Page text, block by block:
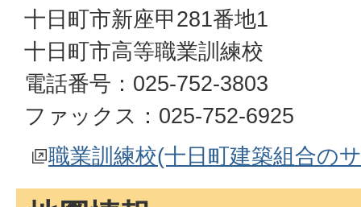
十日町市新座甲281番地1
十日町市高等職業訓練校
電話番号：025-752-3803
ファックス：025-752-6925
職業訓練校(十日町建築組合の